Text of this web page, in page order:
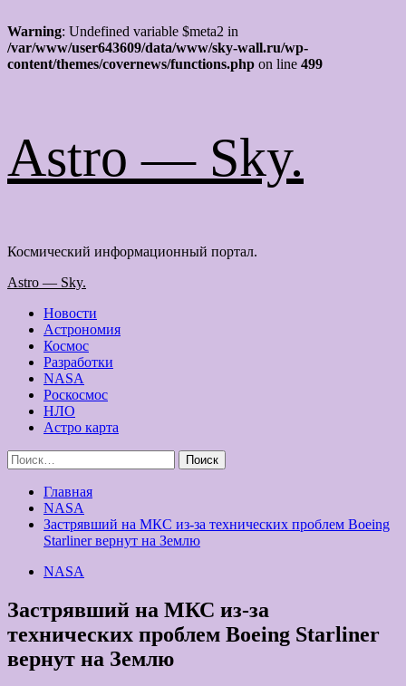
Warning: Undefined variable $meta2 in
/var/www/user643609/data/www/sky-wall.ru/wp-
content/themes/covernews/functions.php on line 499
содержимому
Astro — Sky.
Космический информационный портал.
Основное
Astro — Sky.
Новости
Астрономия
Космос
Разработки
NASA
Роскосмос
НЛО
Астро карта
Найти:
Главная
NASA
Застрявший на МКС из-за технических проблем Boeing
Starliner вернут на Землю
NASA
Застрявший на МКС из-за
технических проблем Boeing Starliner
вернут на Землю